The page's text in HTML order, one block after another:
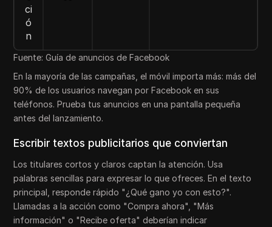
ci
ó
n
Fuente: Guía de anuncios de Facebook
En la mayoría de las campañas, el móvil importa más: más del
90% de los usuarios navegan por Facebook en sus
teléfonos. Prueba tus anuncios en una pantalla pequeña
antes del lanzamiento.
Escribir textos publicitarios que conviertan
Los titulares cortos y claros captan la atención. Usa
palabras sencillas para expresar lo que ofreces. En el texto
principal, responde rápido "¿Qué gano yo con esto?".
Llamadas a la acción como "Compra ahora", "Más
información" o "Recibe oferta" deberían indicar